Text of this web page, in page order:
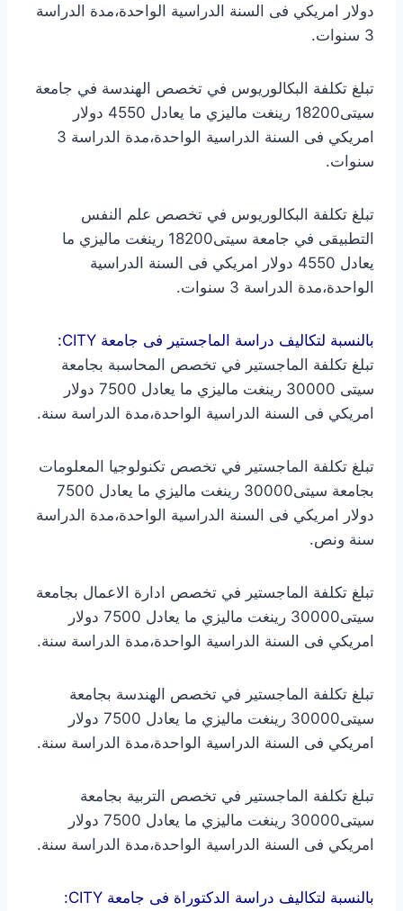
دولار امريكي فى السنة الدراسية الواحدة،مدة الدراسة
3 سنوات.
تبلغ تكلفة البكالوريوس في تخصص الهندسة في جامعة
سيتى18200 رينغت ماليزي ما يعادل 4550 دولار
امريكي فى السنة الدراسية الواحدة،مدة الدراسة 3
سنوات.
تبلغ تكلفة البكالوريوس في تخصص علم النفس
التطبيقى في جامعة سيتى18200 رينغت ماليزي ما
يعادل 4550 دولار امريكي فى السنة الدراسية
الواحدة،مدة الدراسة 3 سنوات.
بالنسبة لتكاليف دراسة الماجستير فى جامعة CITY:
تبلغ تكلفة الماجستير في تخصص المحاسبة بجامعة
سيتى 30000 رينغت ماليزي ما يعادل 7500 دولار
امريكي فى السنة الدراسية الواحدة،مدة الدراسة سنة.
تبلغ تكلفة الماجستير في تخصص تكنولوجيا المعلومات
بجامعة سيتى30000 رينغت ماليزي ما يعادل 7500
دولار امريكي فى السنة الدراسية الواحدة،مدة الدراسة
سنة ونص.
تبلغ تكلفة الماجستير في تخصص ادارة الاعمال بجامعة
سيتى30000 رينغت ماليزي ما يعادل 7500 دولار
امريكي فى السنة الدراسية الواحدة،مدة الدراسة سنة.
تبلغ تكلفة الماجستير في تخصص الهندسة بجامعة
سيتى30000 رينغت ماليزي ما يعادل 7500 دولار
امريكي فى السنة الدراسية الواحدة،مدة الدراسة سنة.
تبلغ تكلفة الماجستير في تخصص التربية بجامعة
سيتى30000 رينغت ماليزي ما يعادل 7500 دولار
امريكي فى السنة الدراسية الواحدة،مدة الدراسة سنة.
بالنسبة لتكاليف دراسة الدكتوراة فى جامعة CITY: